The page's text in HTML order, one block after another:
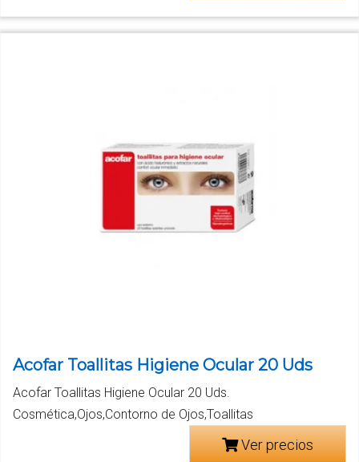
Acofar Toallitas Higiene Ocular 20 Uds
Acofar Toallitas Higiene Ocular 20 Uds.
Cosmética,Ojos,Contorno de Ojos,Toallitas
Ver precios